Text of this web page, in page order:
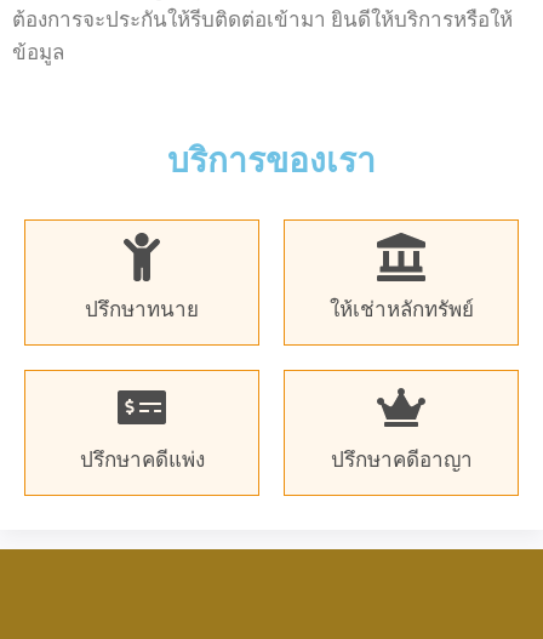
ต้องการจะประกันให้รีบติดต่อเข้ามา ยินดีให้บริการหรือให้
ข้อมูล
บริการของเรา
ปรึกษาทนาย ให้เช่าหลักทรัพย์
ปรึกษาคดีแพ่ง ปรึกษาคดีอาญา